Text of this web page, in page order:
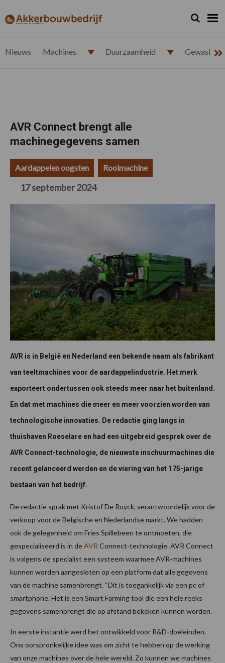
de
de
de
de
akkerbouwbedrijf.nl Zoeken...
Zoek
Nieuws Machines Duurzaamheid
AVR Connect brengt alle
machinegegevens samen
Aardappelen oogsten Rooimachine
17 september 2024
AVR is in België en Nederland een bekende naam als fabrikant
van teeltmachines voor de aardappelindustrie. Het merk
exporteert ondertussen ook steeds meer naar het buitenland.
En dat met machines die meer en meer voorzien worden van
technologische innovaties. De redactie ging langs in
thuishaven Roeselare en had een uitgebreid gesprek over de
AVR Connect-technologie, de nieuwste inschuurmachines die
recent gelanceerd werden en de viering van het 175-jarige
bestaan van het bedrijf.
De redactie sprak met Kristof De Ruyck, verantwoordelijk voor de
verkoop voor de Belgische en Nederlandse markt. We hadden
ook de gelegenheid om Fries Spillebeen te ontmoeten, die
gespecialiseerd is in deAVR Connect-technologie. AVR Connect
is volgens de specialist een systeem waarmee AVR-machines
kunnen worden aangesloten op een platform dat alle gegevens
van de machine samenbrengt. “Dit is toegankelijk via een pc of
smartphone. Het is een Smart Farming tool die een hele reeks
gegevens samenbrengt die op afstand bekeken kunnen worden.
In eerste instantie werd het ontwikkeld voor R&D-doeleinden.
Ons oorspronkelijke idee was om zicht te hebben op de werking
van onze machines over de hele wereld. Zo kunnen we machines